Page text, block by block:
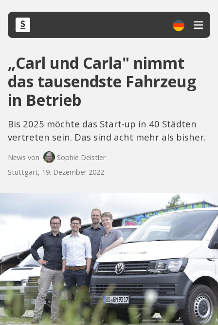
„Carl und Carla" nimmt
das tausendste Fahrzeug
in Betrieb
Bis 2025 möchte das Start-up in 40 Städten
vertreten sein. Das sind acht mehr als bisher.
News von
Sophie Deistler
Stuttgart, 19. Dezember 2022